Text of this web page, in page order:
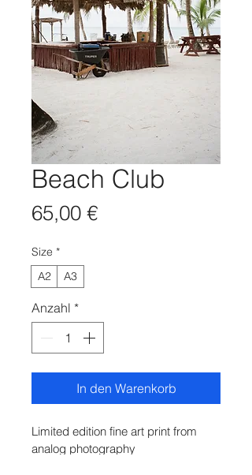
Beach Club
65,00 €Preis
Size *
A2
A3
Anzahl *
In den Warenkorb
Limited edition fine art print from
analog photography